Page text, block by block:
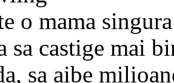
o mama
sa castige mai
sa aibe